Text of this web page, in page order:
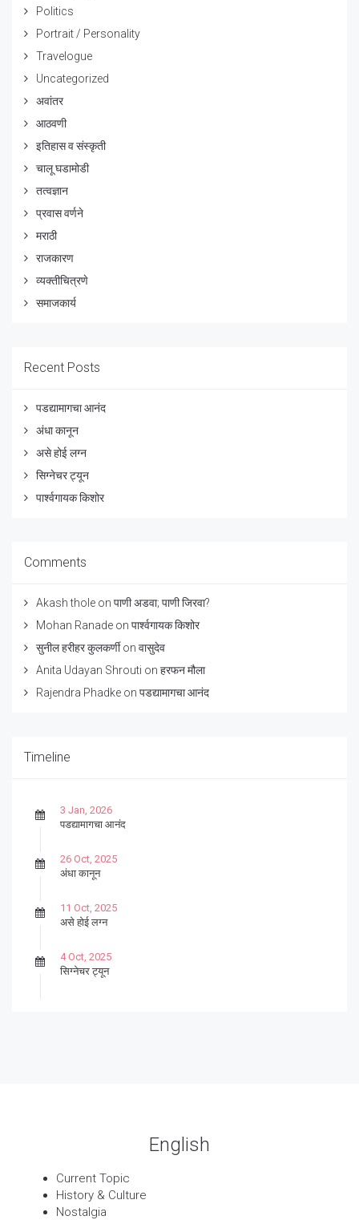
Politics
Portrait / Personality
Travelogue
Uncategorized
अवांतर
आठवणी
इतिहास व संस्कृती
चालू घडामोडी
तत्वज्ञान
प्रवास वर्णने
मराठी
राजकारण
व्यक्तीचित्रणे
समाजकार्य
Recent Posts
पडद्यामागचा आनंद
अंधा कानून
असे होई लग्न
सिग्नेचर ट्यून
पार्श्वगायक किशोर
Comments
Akash thole on पाणी अडवा; पाणी जिरवा?
Mohan Ranade on पार्श्वगायक किशोर
सुनील हरीहर कुलकर्णीon वासुदेव
Anita Udayan Shrouti on हरफन मौला
Rajendra Phadke on पडद्यामागचा आनंद
Timeline
3 Jan, 2026
पडद्यामागचा आनंद
26 Oct, 2025
अंधा कानून
11 Oct, 2025
असे होई लग्न
4 Oct, 2025
सिग्नेचर ट्यून
English
Current Topic
History & Culture
Nostalgia